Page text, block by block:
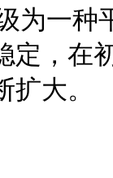
为一种
定，在
大。